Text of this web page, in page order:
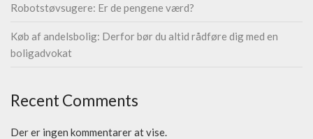
Robotstøvsugere: Er de pengene værd?
Køb af andelsbolig: Derfor bør du altid rådføre dig med en
boligadvokat
Recent Comments
Der er ingen kommentarer at vise.